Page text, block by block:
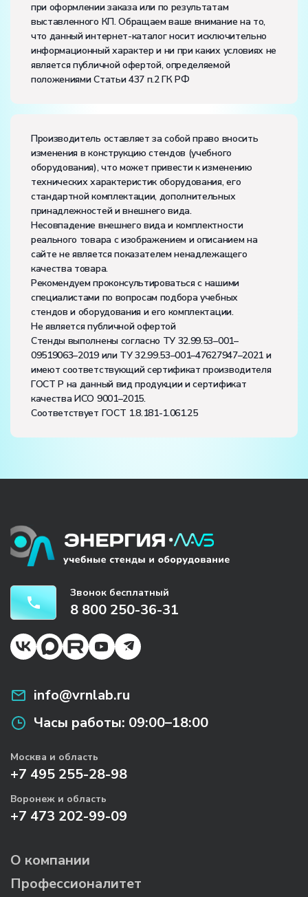
напряжение, В:220
частота, Гц:50
Класс защиты от поражения электрическим током:
Диапазон рабочих температур, ˚С:+10…+35
Влажность, %:до 80
Количество человек, которое одновременно и
при оформлении заказа или по результатам
выставленного КП. Обращаем ваше внимание на то,
что данный интернет-каталог носит исключительно
информационный характер и ни при каких условиях не
является публичной офертой, определяемой
положениями Статьи 437 п.2 ГК РФ
Производитель оставляет за собой право вносить
изменения в конструкцию стендов (учебного
оборудования), что может привести к изменению
технических характеристик оборудования, его
стандартной комплектации, дополнительных
принадлежностей и внешнего вида.
Несовпадение внешнего вида и комплектности
реального товара с изображением и описанием на
сайте не является показателем ненадлежащего
качества товара.
Рекомендуем проконсультироваться с нашими
специалистами по вопросам подбора учебных
стендов и оборудования и его комплектации.
Не является публичной офертой
Стенды выполнены согласно ТУ 32.99.53–001–
09519063–2019 или ТУ 32.99.53–001–47627947–2021 и
имеют соответствующий сертификат производителя
ГОСТ Р на данный вид продукции и сертификат
качества ИСО 9001–2015.
Соответствует ГОСТ 1.8.181-1.061.25
Звонок бесплатный
8 800 250-36-31
info@vrnlab.ru
Часы работы: 09:00–18:00
Москва и область
+7 495 255-28-98
Воронеж и область
+7 473 202-99-09
О компании
Профессионалитет